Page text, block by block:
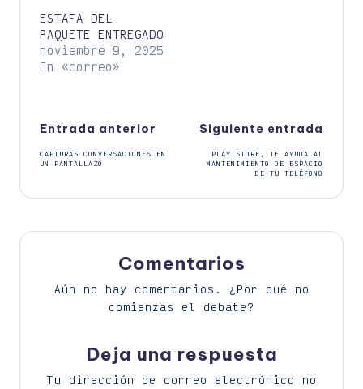
ESTAFA DEL
PAQUETE ENTREGADO
noviembre 9, 2025
En «correo»
Navegación
de
entradas
Entrada anterior
CAPTURAS CONVERSACIONES EN
UN PANTALLAZO
Siguiente entrada
PLAY STORE, TE AYUDA AL
MANTENIMIENTO DE ESPACIO
DE TU TELÉFONO
Comentarios
Aún no hay comentarios. ¿Por qué no
comienzas el debate?
Deja una respuesta
Tu dirección de correo electrónico no